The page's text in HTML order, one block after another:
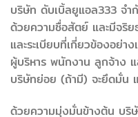
บริษัท ดับเบิ้ลยูแอล333 จำ
ด้วยความซื่อสัตย์ และมีจริ
และระเบียบที่เกี่ยวข้องอย่า
ผู้บริหาร พนักงาน ลูกจ้าง
บริษัทย่อย (ถ้ามี) จะยึดมั่น
ด้วยความมุ่งมั่นข้างต้น บริ